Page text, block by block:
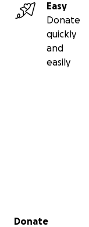
Easy
Donate
quickly
and
easily
Secondary menu
Donate